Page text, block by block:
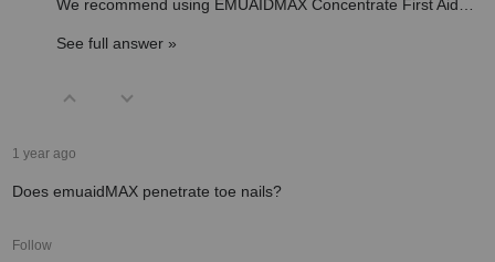
We recommend using EMUAIDMAX Concentrate First Aid…
See full answer »
1 year ago
Does emuaidMAX penetrate toe nails?
Follow